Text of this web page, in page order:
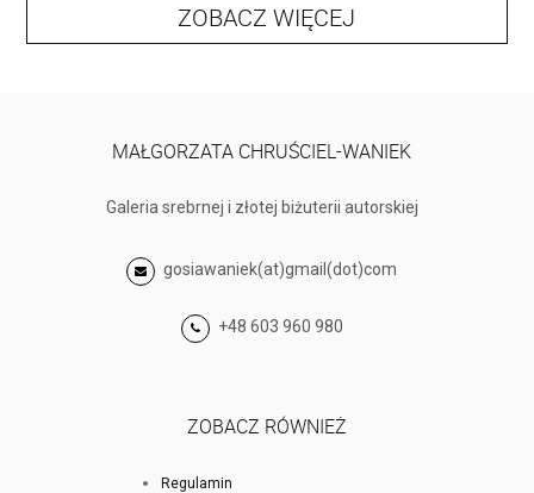
ZOBACZ WIĘCEJ
MAŁGORZATA CHRUŚCIEL-WANIEK
Galeria srebrnej i złotej biżuterii autorskiej
gosiawaniek(at)gmail(dot)com
+48 603 960 980
ZOBACZ RÓWNIEŻ
Regulamin